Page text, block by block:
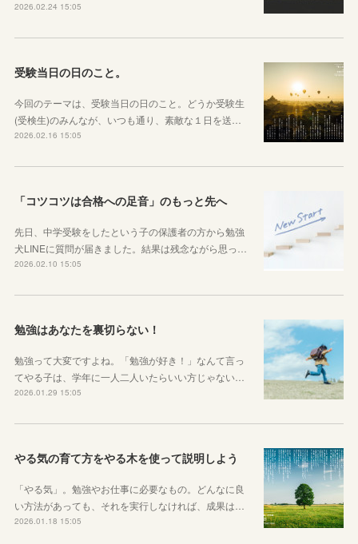
2026.02.24 15:05
受験当日の日のこと。
今回のテーマは、受験当日の日のこと。どうか受験生
(受検生)のみんなが、いつも通り、素敵な１日を送…
2026.02.16 15:05
「コツコツは合格への足音」のもっと先へ
先日、中学受験をしたという子の保護者の方から勉強
犬LINEに質問が届きました。結果は残念ながら思っ…
2026.02.10 15:05
勉強はあなたを裏切らない！
勉強って大変ですよね。「勉強が好き！」なんて言っ
てやる子は、学年に一人二人いたらいい方じゃない…
2026.01.29 15:05
やる気の育て方をやる木を使って説明しよう
「やる気」。勉強やお仕事に必要なもの。どんなに良
い方法があっても、それを実行しなければ、成果は…
2026.01.18 15:05